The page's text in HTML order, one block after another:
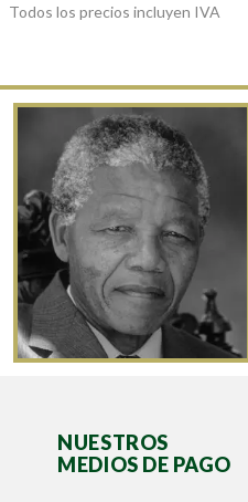
Todos los precios incluyen IVA
NUESTROS
MEDIOS DE PAGO